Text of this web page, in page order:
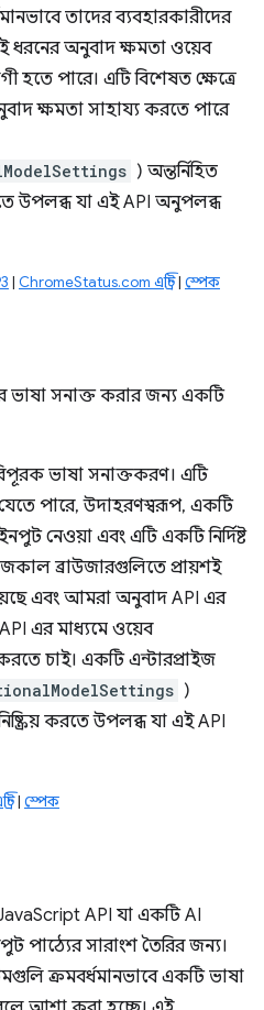
তাদের ব্যবহারকারীদের
অনুবাদ ক্ষমতা ওয়েব
পারে। এটি বিশেষত ক্ষেত্রে
ক্ষমতা সাহায্য করতে পারে
) অন্তর্নিহিত
উপলব্ধ যা এই API অনুপলব্ধ
| ChromeStatus.com এন্ট্রি| স্পেক
ভাষা সনাক্ত করার জন্য একটি
ভাষা সনাক্তকরণ। এটি
পারে, উদাহরণস্বরূপ, একটি
নেওয়া এবং এটি একটি নির্দিষ্ট
ব্রাউজারগুলিতে প্রায়শই
এবং আমরা অনুবাদ API এর
এর মাধ্যমে ওয়েব
চাই। একটি এন্টারপ্রাইজ
)
করতে উপলব্ধ যা এই API
| স্পেক
API যা একটি AI
পাঠ্যের সারাংশ তৈরির জন্য।
ক্রমবর্ধমানভাবে একটি ভাষা